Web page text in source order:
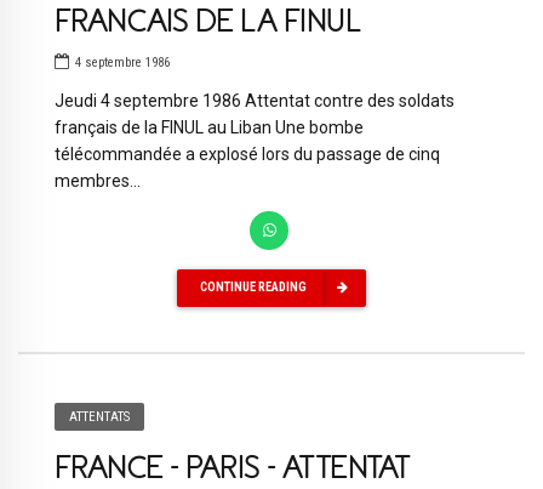
FRANCAIS DE LA FINUL
4 septembre 1986
Jeudi 4 septembre 1986 Attentat contre des soldats
français de la FINUL au Liban Une bombe
télécommandée a explosé lors du passage de cinq
membres...
CONTINUE READING
ATTENTATS
FRANCE – PARIS – ATTENTAT